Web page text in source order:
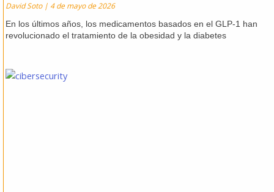
David Soto 4 de mayo de 2026
En los últimos años, los medicamentos basados en el GLP-1 han
revolucionado el tratamiento de la obesidad y la diabetes